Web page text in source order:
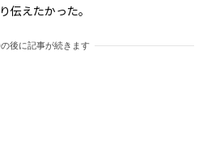
伝えたかった。
後に記事が続きます